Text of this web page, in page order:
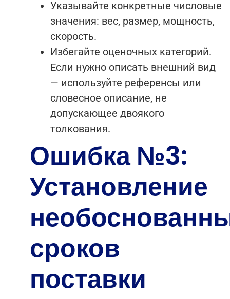
Указывайте конкретные числовые
значения: вес, размер, мощность,
скорость.
Избегайте оценочных категорий.
Если нужно описать внешний вид
— используйте референсы или
словесное описание, не
допускающее двоякого
толкования.
Ошибка №3:
Установление
сроков
поставки